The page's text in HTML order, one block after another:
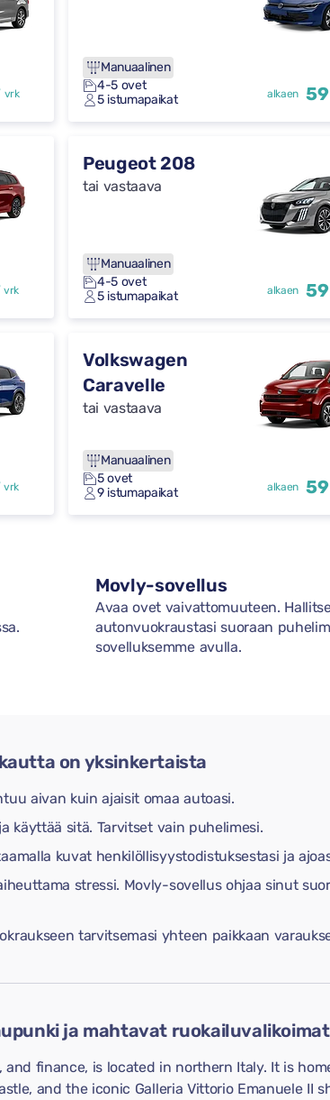
vrk
Manuaalinen
4-5 ovet
5 istumapaikat
alkaen
vrk
Peugeot 208
tai vastaava
Manuaalinen
4-5 ovet
5 istumapaikat
alkaen
vrk
Volkswagen
Caravelle
tai vastaava
Manuaalinen
5 ovet
9 istumapaikat
alkaen
Movly-sovellus
Avaa ovet vaivattomuuteen.
autonvuokraustasi suoraan
sovelluksemme avulla.
on yksinkertaista
aivan kuin ajaisit omaa autoasi.
käyttää sitä. Tarvitset vain puhelimesi.
kuvat henkilöllisyystodistuksestasi ja
stressi. Movly-sovellus ohjaa sinut
tarvitsemasi yhteen paikkaan
ja mahtavat ruokailuvalikoimat
finance, is located in northern Italy. It is
and the iconic Galleria Vittorio Emanuele II